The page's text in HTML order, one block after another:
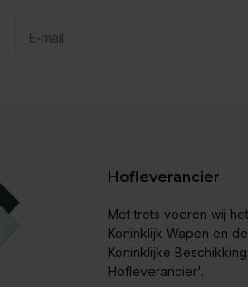
Hofleverancier
Met trots voeren wij het
Koninklijk Wapen en de
Koninklijke Beschikking
Hofleverancier'.